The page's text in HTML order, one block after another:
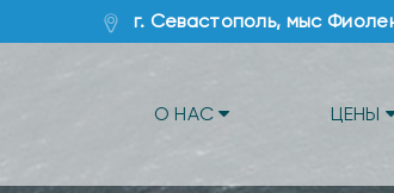
г. Севастополь, мыс
О НАС ЦЕНЫ